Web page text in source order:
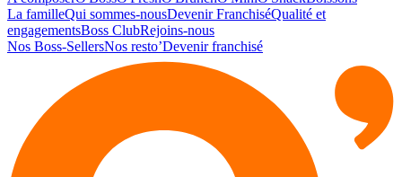
La familleQui sommes-nousDevenir FranchiséQualité et
engagementsBoss ClubRejoins-nous
Nos Boss-SellersNos resto’Devenir franchisé